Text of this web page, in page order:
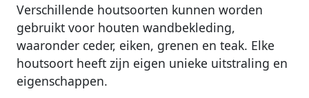
Verschillende houtsoorten kunnen worden
gebruikt voor houten wandbekleding,
waaronder ceder, eiken, grenen en teak. Elke
houtsoort heeft zijn eigen unieke uitstraling en
eigenschappen.